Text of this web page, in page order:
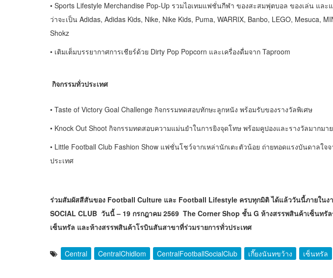
• Sports Lifestyle Merchandise Pop-Up รวมไอเทมแฟชั่นกีฬา ของสะสมฟุตบอล ของเล่น แล
ว่าจะเป็น Adidas, Adidas Kids, Nike, Nike Kids, Puma, WARRIX, Banbo, LEGO, Mesuca,
Shokz
• เติมเต็มบรรยากาศการเชียร์ด้วย Dirty Pop Popcorn และเครื่องดื่มจาก Taproom
กิจกรรมทั่วประเทศ
• Taste of Victory Goal Challenge กิจกรรมทดสอบทักษะลูกหนัง พร้อมรับของรางวัลพิเศษ
• Knock Out Shoot กิจกรรมทดสอบความแม่นยำในการยิงจุดโทษ พร้อมคูปองและรางวัลมากมาย
• Little Football Club Fashion Show แฟชั่นโชว์จากเหล่านักเตะตัวน้อย ถ่ายทอดแรงบันดาลใ
ประเทศ
ร่วมสัมผัสสีสันของ Football Culture และ Football Lifestyle ครบทุกมิติ ได้แล้ววันนี้ภายในง
SOCIAL CLUB วันนี้ – 19 กรกฎาคม 2569 The Corner Shop ชั้น G ห้างสรรพสินค้าเซ็นทรั
เซ็นทรัล และห้างสรรพสินค้าโรบินสันสาขาที่ร่วมรายการทั่วประเทศ
Central CentralChidlom CentralFootballSocialClub เกี๊ยงนันทขว้าง เซ็นทรัล